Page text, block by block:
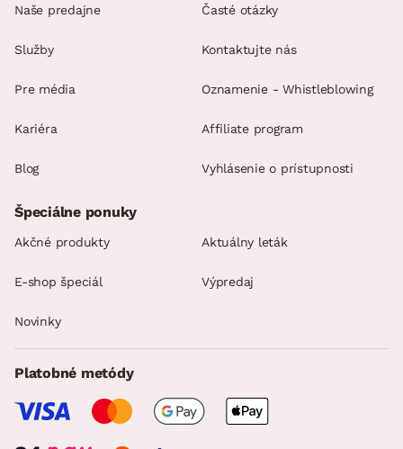
Naše predajne
Služby
Pre média
Kariéra
Blog
Časté otázky
Kontaktujte nás
Oznamenie - Whistleblowing
Affiliate program
Vyhlásenie o prístupnosti
Špeciálne ponuky
Akčné produkty Aktuálny leták
E-shop špeciál Výpredaj
Novinky
Platobné metódy